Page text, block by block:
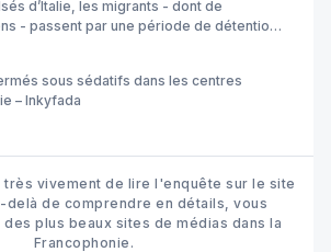
d’Italie, les migrants - dont de
- passent par une période de détention
à des psychotropes. Une enquête menée
collaboration avec inkyfada.
sous sédatifs dans les centres
– Inkyfada
très vivement de lire l'enquête sur le site
delà de comprendre en détails, vous
plus beaux sites de médias dans la
Francophonie.